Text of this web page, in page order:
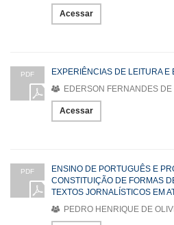
Acessar
PDF
EXPERIÊNCIAS DE LEITURA E
EDERSON FERNANDES DE
Acessar
PDF
ENSINO DE PORTUGUÊS E
CONSTITUIÇÃO DE FORMAS
TEXTOS JORNALÍSTICOS EM
PEDRO HENRIQUE DE